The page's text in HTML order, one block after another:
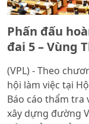
Phấn đấu
đai 5 – Vùng
(VPL) - Theo
hội làm việc tại
Báo cáo thẩm
xây dựng đường